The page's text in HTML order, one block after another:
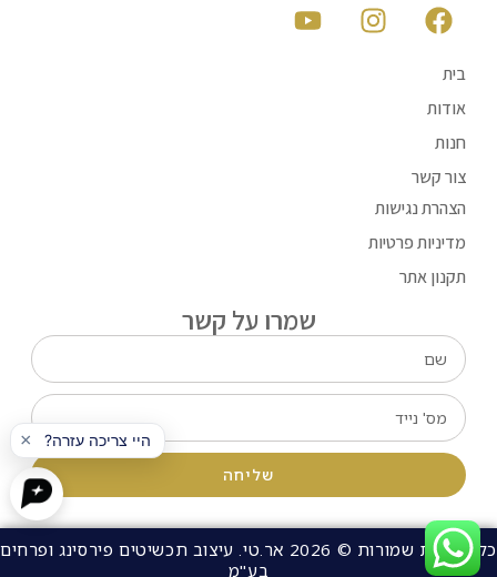
בית
אודות
חנות
צור קשר
הצהרת נגישות
מדיניות פרטיות
תקנון אתר
שמרו על קשר
שליחה
כל הזכויות שמורות © 2026 אר.טי. עיצוב תכשיטים פירסינג ופרחים
בע"מ